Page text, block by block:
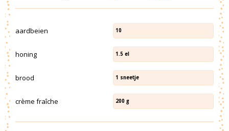
aardbeien 10
honing 1.5 el
brood 1 sneetje
crème fraîche 200 g